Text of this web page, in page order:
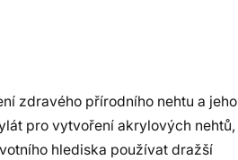
zdravého přírodního nehtu a jeho
pro vytvoření akrylových nehtů,
hlediska používat dražší